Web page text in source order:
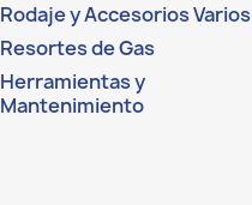
Rodaje y Accesorios Varios
Resortes de Gas
Herramientas y
Mantenimiento